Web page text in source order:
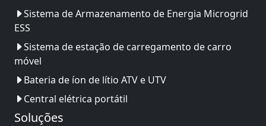
Sistema de Armazenamento de Energia Microgrid
ESS
Sistema de estação de carregamento de carro
móvel
Bateria de íon de lítio ATV e UTV
Central elétrica portátil
Soluções